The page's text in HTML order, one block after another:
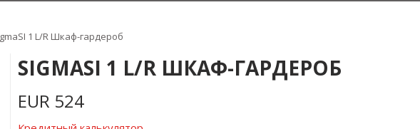
1 L/R Шкаф-гардероб
SIGMASI 1 L/R ШКАФ-ГАРДЕРОБ
EUR 524